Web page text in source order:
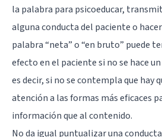
la palabra para psicoeducar,
alguna conducta del paciente o
palabra “neta” o “en bruto” puede
efecto en el paciente si no se hace
es decir, si no se contempla que hay
atención a las formas más eficaces
información que al contenido.
No da igual puntualizar una